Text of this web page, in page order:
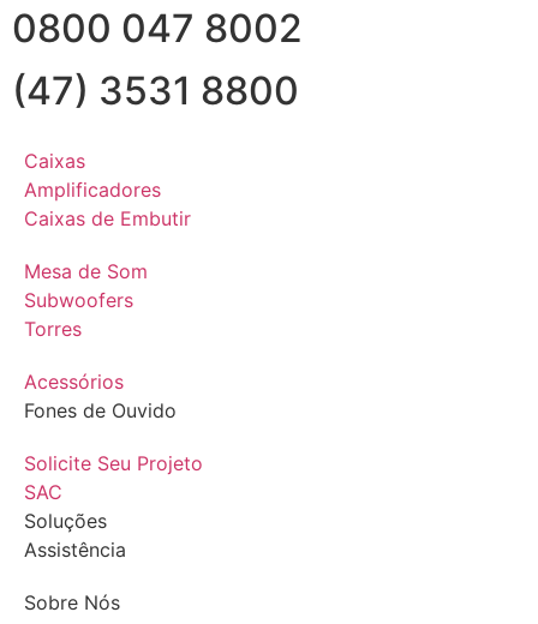
0800 047 8002
(47) 3531 8800
Caixas
Amplificadores
Caixas de Embutir
Mesa de Som
Subwoofers
Torres
Acessórios
Fones de Ouvido
Solicite Seu Projeto
SAC
Soluções
Assistência
Sobre Nós